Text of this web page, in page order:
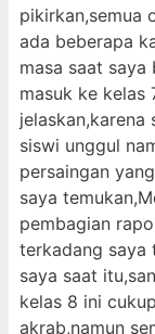
pikirkan,semua
ada beberapa
masa saat saya
masuk ke kelas
jelaskan,karena
siswi unggul
persaingan
saya
pembagian
terkadang saya
saya saat
kelas 8 ini
akrab,namun